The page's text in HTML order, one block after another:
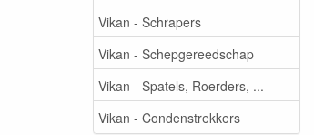
Vikan - Schrapers
Vikan - Schepgereedschap
Vikan - Spatels, Roerders, ...
Vikan - Condenstrekkers